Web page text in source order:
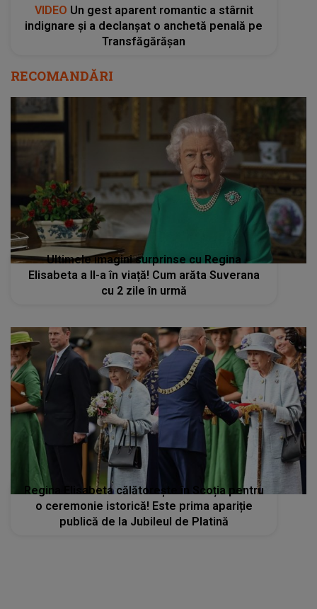
VIDEO Un gest aparent romantic a stârnit
indignare și a declanșat o anchetă penală pe
Transfăgărășan
RECOMANDĂRI
Ultimele imagini surprinse cu Regina
Elisabeta a II-a în viață! Cum arăta Suverana
cu 2 zile în urmă
Regina Elisabeta călătorește în Scoția pentru
o ceremonie istorică! Este prima apariție
publică de la Jubileul de Platină